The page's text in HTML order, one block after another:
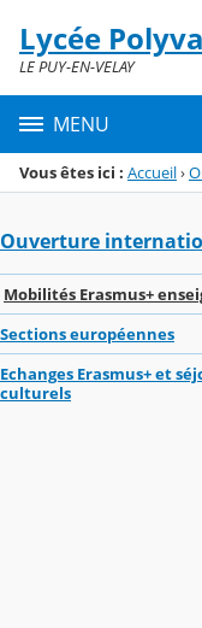
Menu de la rubrique
Contenu
Lycée
LE PUY-EN-VELAY
MENU
Vous êtes ici : Accueil›
Ouverture
Mobilités Erasmus+
Sections européennes
Echanges Erasmus+ et
culturels